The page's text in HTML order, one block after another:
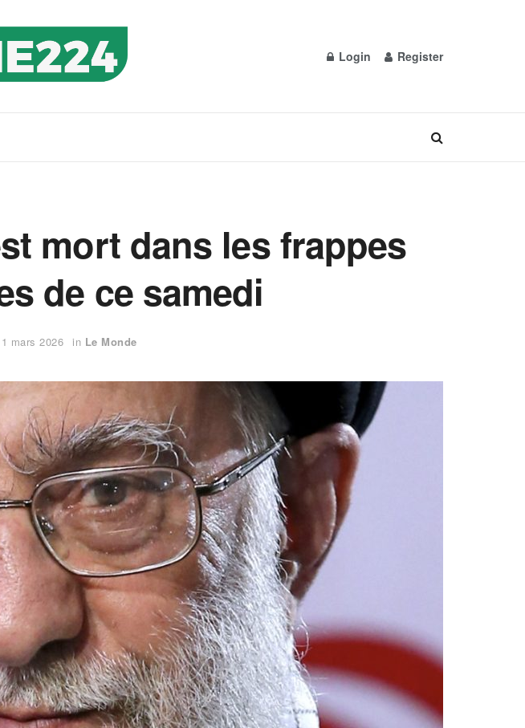
Login Register
mort dans les frappes
de ce samedi
1 mars 2026 in Le Monde